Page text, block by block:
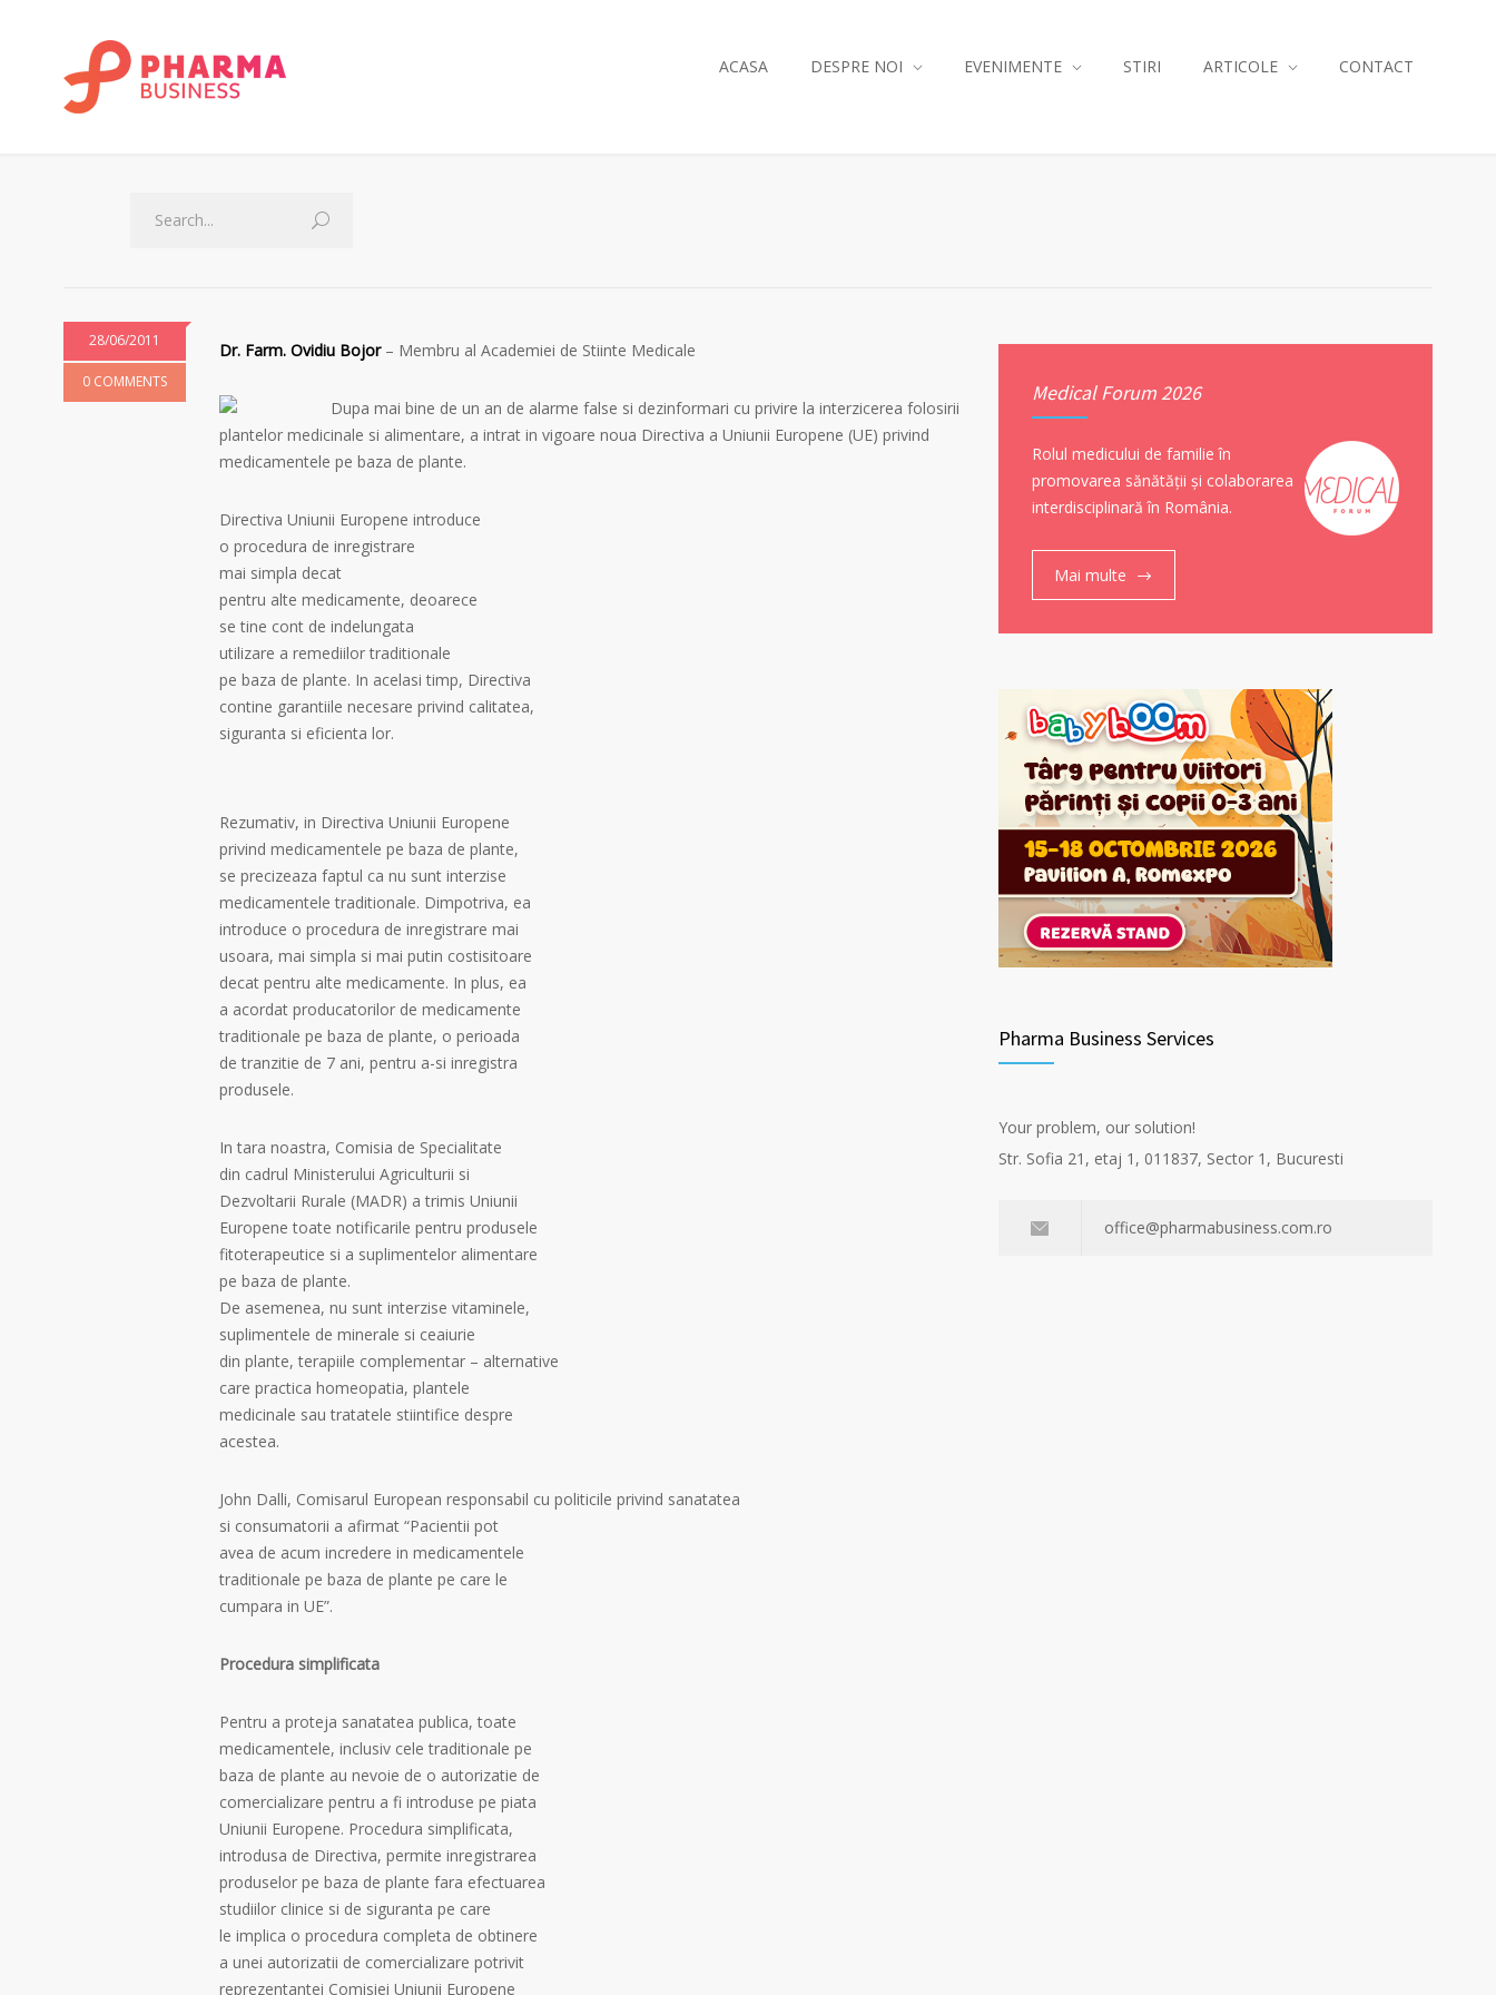
ACASA DESPRE NOI EVENIMENTE STIRI ARTICOLE CONTACT
28/06/2011
0 COMMENTS
Dr. Farm. Ovidiu Bojor– Membru al Academiei de Stiinte Medicale
Dupa mai bine de un an de alarme false si dezinformari cu privire la interzicerea folosirii
plantelor medicinale si alimentare, a intrat in vigoare noua Directiva a Uniunii Europene (UE) privind
medicamentele pe baza de plante.
Directiva Uniunii Europene introduce
o procedura de inregistrare
mai simpla decat
pentru alte medicamente, deoarece
se tine cont de indelungata
utilizare a remediilor traditionale
pe baza de plante. In acelasi timp, Directiva
contine garantiile necesare privind calitatea,
siguranta si eficienta lor.
Rezumativ, in Directiva Uniunii Europene
privind medicamentele pe baza de plante,
se precizeaza faptul ca nu sunt interzise
medicamentele traditionale. Dimpotriva, ea
introduce o procedura de inregistrare mai
usoara, mai simpla si mai putin costisitoare
decat pentru alte medicamente. In plus, ea
a acordat producatorilor de medicamente
traditionale pe baza de plante, o perioada
de tranzitie de 7 ani, pentru a-si inregistra
produsele.
In tara noastra, Comisia de Specialitate
din cadrul Ministerului Agriculturii si
Dezvoltarii Rurale (MADR) a trimis Uniunii
Europene toate notificarile pentru produsele
fitoterapeutice si a suplimentelor alimentare
pe baza de plante.
De asemenea, nu sunt interzise vitaminele,
suplimentele de minerale si ceaiurie
din plante, terapiile complementar – alternative
care practica homeopatia, plantele
medicinale sau tratatele stiintifice despre
acestea.
John Dalli, Comisarul European responsabil cu politicile privind sanatatea
si consumatorii a afirmat “Pacientii pot
avea de acum incredere in medicamentele
traditionale pe baza de plante pe care le
cumpara in UE”.
Procedura simplificata
Pentru a proteja sanatatea publica, toate
medicamentele, inclusiv cele traditionale pe
baza de plante au nevoie de o autorizatie de
comercializare pentru a fi introduse pe piata
Uniunii Europene. Procedura simplificata,
introdusa de Directiva, permite inregistrarea
produselor pe baza de plante fara efectuarea
studiilor clinice si de siguranta pe care
le implica o procedura completa de obtinere
a unei autorizatii de comercializare potrivit
reprezentantei Comisiei Uniunii Europene
Medical Forum 2026
Rolul medicului de familie în
promovarea sănătății și colaborarea
interdisciplinară în România.
Mai multe
Pharma Business Services
Your problem, our solution!
Str. Sofia 21, etaj 1, 011837, Sector 1, Bucuresti
office@pharmabusiness.com.ro